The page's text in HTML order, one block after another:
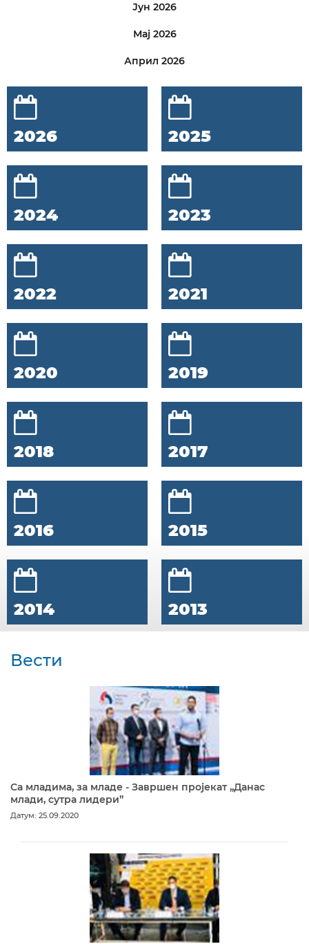
Јун 2026
Мај 2026
Април 2026
2026 2025
2024 2023
2022 2021
2020 2019
2018 2017
2016 2015
2014 2013
Вести
Са младима, за младе - Завршен пројекат „Данас
млади, сутра лидери”
Датум: 25.09.2020